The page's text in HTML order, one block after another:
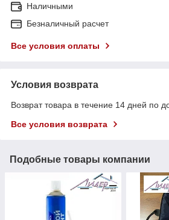
Наличными
Безналичный расчет
Все условия оплаты
Условия возврата
Возврат товара в течение 14 дней по
Все условия возврата
Подобные товары компании